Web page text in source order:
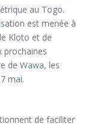
au Togo.
est menée à
Kloto et de
prochaines
de Wawa, les
mai.
de faciliter